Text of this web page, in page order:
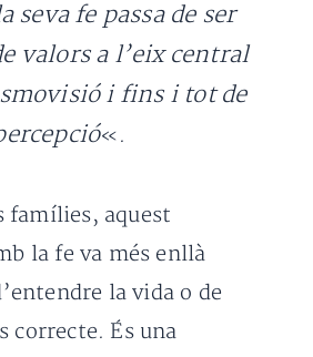
seva fe passa de ser
valors a l’eix central
i fins i tot de
«.
famílies, aquest
la fe va més enllà
la vida o de
correcte. És una